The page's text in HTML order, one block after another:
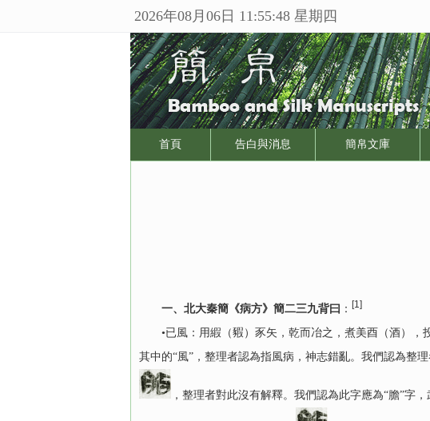
2026年08月06日 11:55:48 星期四
首頁 告白與消息 簡帛文庫
一、北大秦簡《病方》簡二三九背曰 ： [1]
•已風：用縀（豭）豕矢，乾而冶之，煮美酉（酒），
其中的“風”，整理者認為指風病，神志錯亂。我們認為整
，整理者對此沒有解釋。我們認為此字應為“膽”字